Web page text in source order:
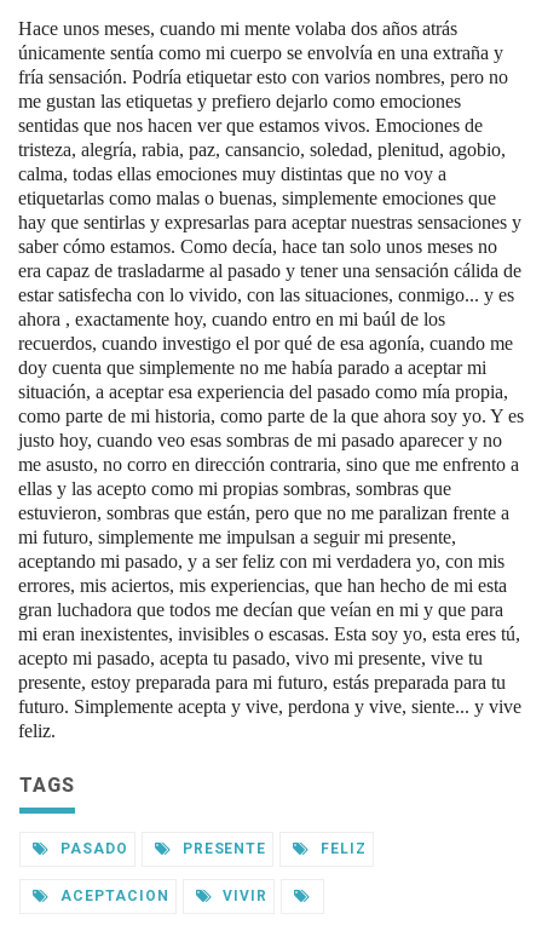
Hace unos meses, cuando mi mente volaba dos años atrás
únicamente sentía como mi cuerpo se envolvía en una extraña y
fría sensación. Podría etiquetar esto con varios nombres, pero no
me gustan las etiquetas y prefiero dejarlo como emociones
sentidas que nos hacen ver que estamos vivos. Emociones de
tristeza, alegría, rabia, paz, cansancio, soledad, plenitud, agobio,
calma, todas ellas emociones muy distintas que no voy a
etiquetarlas como malas o buenas, simplemente emociones que
hay que sentirlas y expresarlas para aceptar nuestras sensaciones y
saber cómo estamos. Como decía, hace tan solo unos meses no
era capaz de trasladarme al pasado y tener una sensación cálida de
estar satisfecha con lo vivido, con las situaciones, conmigo... y es
ahora , exactamente hoy, cuando entro en mi baúl de los
recuerdos, cuando investigo el por qué de esa agonía, cuando me
doy cuenta que simplemente no me había parado a aceptar mi
situación, a aceptar esa experiencia del pasado como mía propia,
como parte de mi historia, como parte de la que ahora soy yo. Y es
justo hoy, cuando veo esas sombras de mi pasado aparecer y no
me asusto, no corro en dirección contraria, sino que me enfrento a
ellas y las acepto como mi propias sombras, sombras que
estuvieron, sombras que están, pero que no me paralizan frente a
mi futuro, simplemente me impulsan a seguir mi presente,
aceptando mi pasado, y a ser feliz con mi verdadera yo, con mis
errores, mis aciertos, mis experiencias, que han hecho de mi esta
gran luchadora que todos me decían que veían en mi y que para
mi eran inexistentes, invisibles o escasas. Esta soy yo, esta eres tú,
acepto mi pasado, acepta tu pasado, vivo mi presente, vive tu
presente, estoy preparada para mi futuro, estás preparada para tu
futuro. Simplemente acepta y vive, perdona y vive, siente... y vive
feliz.
TAGS
PASADO PRESENTE FELIZ
ACEPTACION VIVIR